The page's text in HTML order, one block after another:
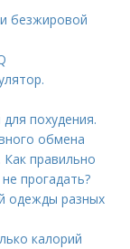
безжировой
похудения.
обмена
правильно
прогадать?
одежды разных
калорий